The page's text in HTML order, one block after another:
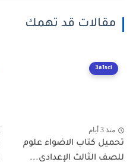
مقالات قد تهمك
3a1sci
منذ 3 أيام
تحميل كتاب الاضواء علوم
للصف الثالث الإعدادي...